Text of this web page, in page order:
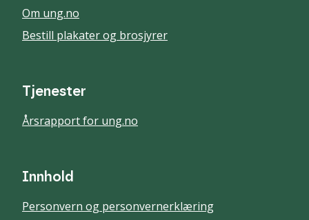
Om ung.no
Bestill plakater og brosjyrer
Tjenester
Årsrapport for ung.no
Innhold
Personvern og personvernerklæring